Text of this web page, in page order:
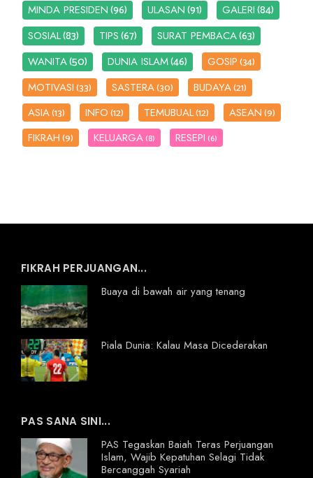
MINDA PRESIDEN(96) ULASAN(91) GALERI(84)
SOSIAL(83) TIPS(67) SURAT PEMBACA(63)
WANITA(50) DUNIA ISLAM(46) GOSIP(34)
MOTIVASI(33) SASTERA(30) BUDAYA(21)
ASIA(13) INFO(12) TEMUBUAL(12) ASEAN(9)
FIKRAH(9) KELUARGA (8) RESEPI (6)
FIKRAH PERJUANGAN...
Buaya di bawah air yang tenang
Piala Dunia: Kalau Masa Dicederakan
PAS SANA SINI...
PAS Tegaskan Baiah Teras Perjuangan
Islam, Wajib Kepatuhan Selagi Tidak
Bercanggah Syariah